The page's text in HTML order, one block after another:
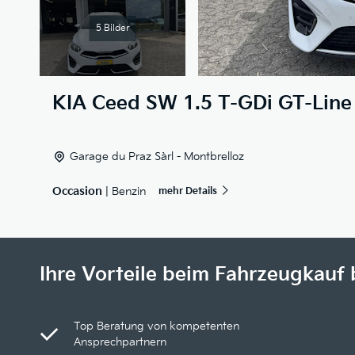
5 Bilder
KIA Ceed SW 1.5 T-GDi GT-Line
Garage du Praz Sàrl - Montbrelloz
Occasion | Benzin mehr Details
Ihre Vorteile beim Fahrzeugkauf
Top Beratung von kompetenten
Ansprechpartnern